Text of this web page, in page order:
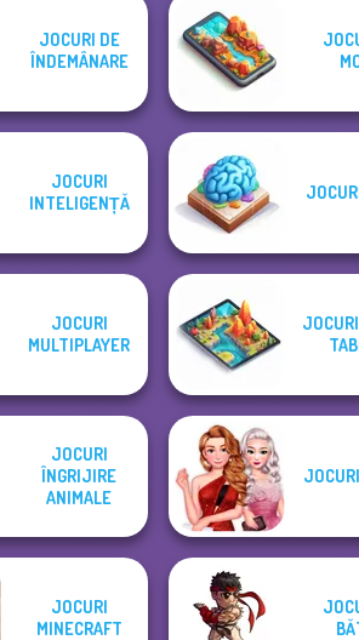
JOCURI DE
ÎNDEMÂNARE
JOCURI
INTELIGENȚĂ
JOCURI
MULTIPLAYER
JOCURI
ÎNGRIJIRE
ANIMALE
JOCURI
MINECRAFT